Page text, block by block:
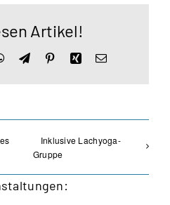
Artikel!
WhatsApp
TelegramPinterestXingE-
Inklusive Lachyoga-
Gruppe